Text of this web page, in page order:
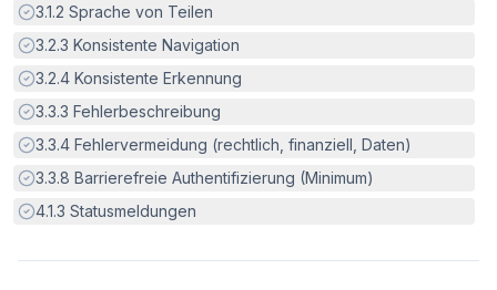
Erfüllt:
3.1.2 Sprache von Teilen
Erfüllt:
3.2.3 Konsistente Navigation
Erfüllt:
3.2.4 Konsistente Erkennung
Erfüllt:
3.3.3 Fehlerbeschreibung
Erfüllt:
3.3.4 Fehlervermeidung (rechtlich, finanziell, Daten)
Erfüllt:
3.3.8 Barrierefreie Authentifizierung (Minimum)
Erfüllt:
4.1.3 Statusmeldungen